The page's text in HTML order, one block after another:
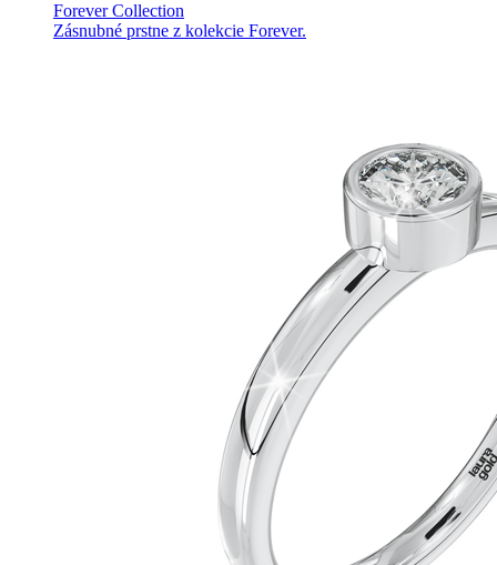
Forever Collection
Zásnubné prstne z kolekcie Forever.